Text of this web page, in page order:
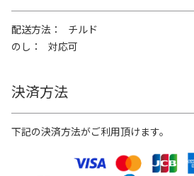
配送方法
チルド
のし
対応可
決済方法
下記の決済方法がご利用頂けます。